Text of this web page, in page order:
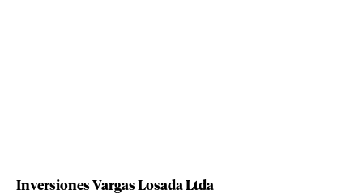
Inversiones Vargas Losada Ltda